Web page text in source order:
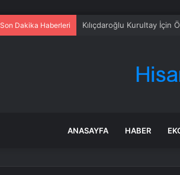
Son Dakika Haberleri Kılıçdaroğlu Kurultay İçin
ANASAYFA HABER